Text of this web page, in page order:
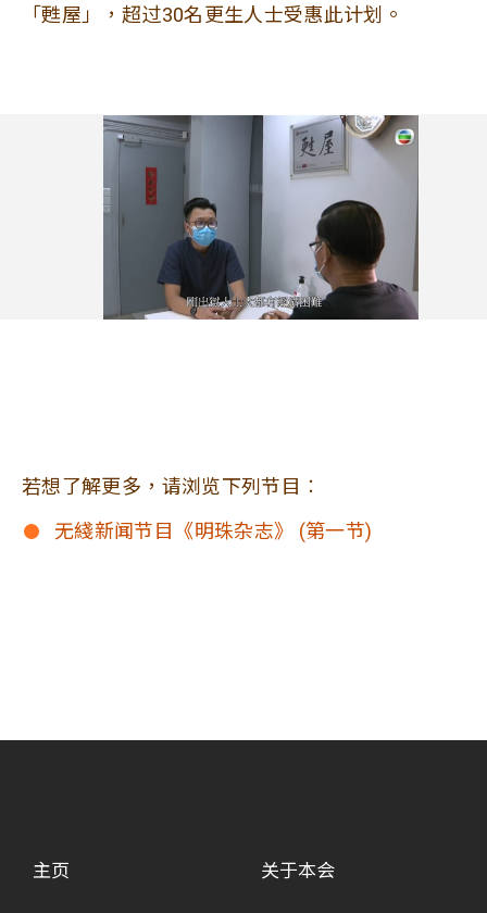
「甦屋」，超过30名更生人士受惠此计划。
若想了解更多，请浏览下列节目︰
无綫新闻节目《明珠杂志》 (第一节)
主页 关于本会